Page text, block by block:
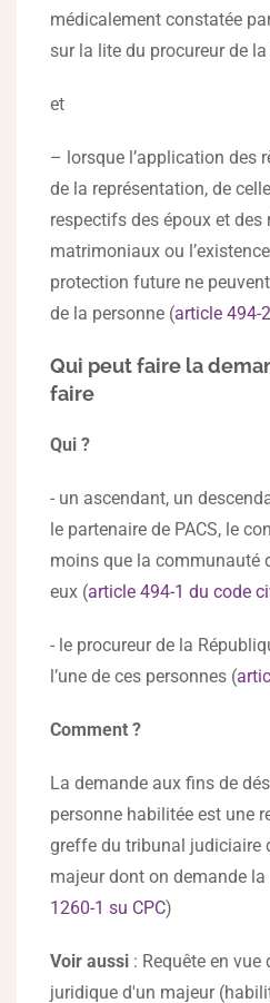
médicalement constatée
sur la lite du procureur de
et
– lorsque l’application des
de la représentation, de
respectifs des époux et des
matrimoniaux ou
protection future ne
de la personne (article 494-
Qui peut faire la
faire
Qui ?
- un ascendant, un
le partenaire de PACS, le
moins que la communauté
eux (article 494-1 du code
- le procureur de la
l’une de ces personnes (
Comment ?
La demande aux fins de
personne habilitée est une
greffe du tribunal judiciaire
majeur dont on demande
1260-1 su CPC)
Voir aussi : Requête en
juridique d'un majeur